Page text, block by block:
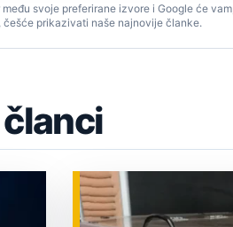
svoje preferirane izvore i Google će vam,
češće prikazivati naše najnovije članke.